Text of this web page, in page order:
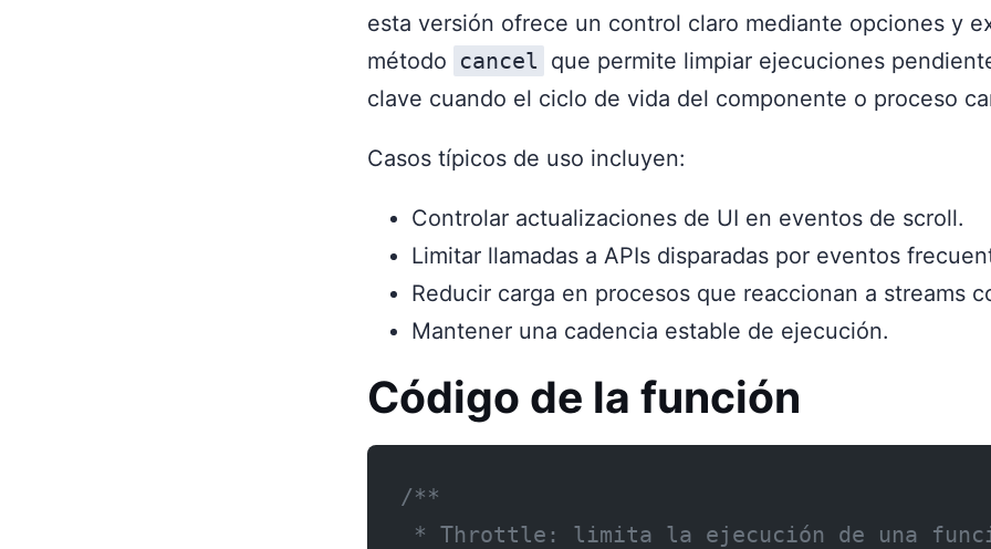
esta versión ofrece un control claro mediante opciones y
método cancel que permite limpiar ejecuciones
clave cuando el ciclo de vida del componente o proceso
Casos típicos de uso incluyen:
Controlar actualizaciones de UI en eventos de scroll.
Limitar llamadas a APIs disparadas por eventos
Reducir carga en procesos que reaccionan a streams
Mantener una cadencia estable de ejecución.
Código de la función
/**
* Throttle: limita la ejecución de una